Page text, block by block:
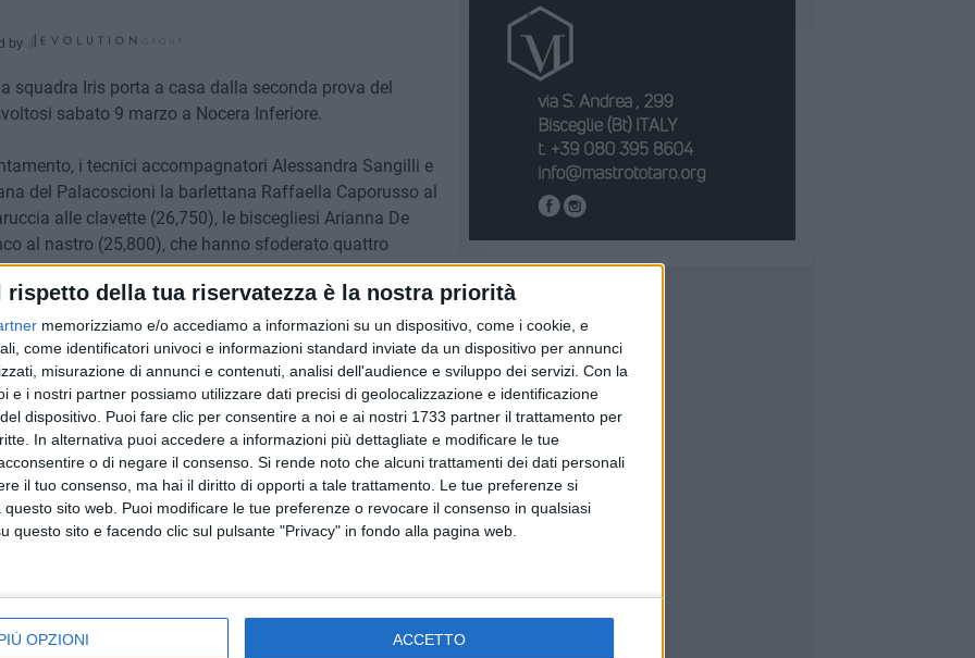
rispetto della tua riservatezza è la nostra priorità
memorizziamo e/o accediamo a informazioni su un dispositivo, come i cookie, e
come identificatori univoci e informazioni standard inviate da un dispositivo per annunci
misurazione di annunci e contenuti, analisi dell'audience e sviluppo dei servizi. Con la
e i nostri partner possiamo utilizzare dati precisi di geolocalizzazione e identificazione
dispositivo. Puoi fare clic per consentire a noi e ai nostri 1733 partner il trattamento per
In alternativa puoi accedere a informazioni più dettagliate e modificare le tue
o di negare il consenso. Si rende noto che alcuni trattamenti dei dati personali
il tuo consenso, ma hai il diritto di opporti a tale trattamento. Le tue preferenze si
sito web. Puoi modificare le tue preferenze o revocare il consenso in qualsiasi
questo sito e facendo clic sul pulsante "Privacy" in fondo alla pagina web.
OPZIONI ACCETTO
by
squadra Iris porta a casa dalla seconda prova del
sabato 9 marzo a Nocera Inferiore.
i tecnici accompagnatori Alessandra Sangilli e
del Palacoscioni la barlettana Raffaella Caporusso al
alle clavette (26,750), le biscegliesi Arianna De
al nastro (25,800), che hanno sfoderato quattro
ottimo 102,200 e tornando così a casa già con una
gara in programma.
9 AGOSTO 2026
Incendio in un appartamento di
viale Calace, evacuate due
famiglie